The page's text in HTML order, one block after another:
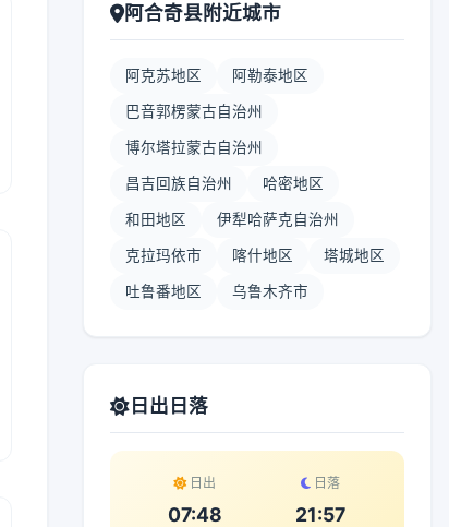
阿合奇县附近城市
阿克苏地区 阿勒泰地区
巴音郭楞蒙古自治州
博尔塔拉蒙古自治州
昌吉回族自治州 哈密地区
和田地区 伊犁哈萨克自治州
克拉玛依市 喀什地区 塔城地区
吐鲁番地区 乌鲁木齐市
日出日落
日出
07:48
日落
21:57